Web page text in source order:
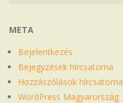
META
Bejelentkezés
Bejegyzések hírcsatorna
Hozzászólások hírcsatorna
WordPress Magyarország